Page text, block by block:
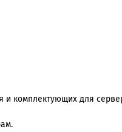
и комплектующих для